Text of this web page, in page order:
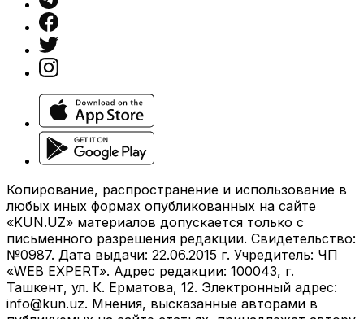
Копирование, распространение и использование в
любых иных формах опубликованных на сайте
«KUN.UZ» материалов допускается только с
письменного разрешения редакции. Свидетельство:
№0987. Дата выдачи: 22.06.2015 г. Учредитель: ЧП
«WEB EXPERT». Адрес редакции: 100043, г.
Ташкент, ул. К. Ерматова, 12. Электронный адрес:
info@kun.uz. Мнения, высказанные авторами в